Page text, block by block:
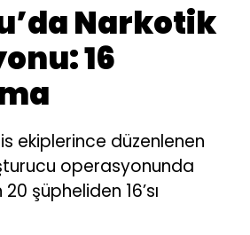
Narkotik
16
ekiplerince düzenlenen
operasyonunda
şüpheliden 16’sı